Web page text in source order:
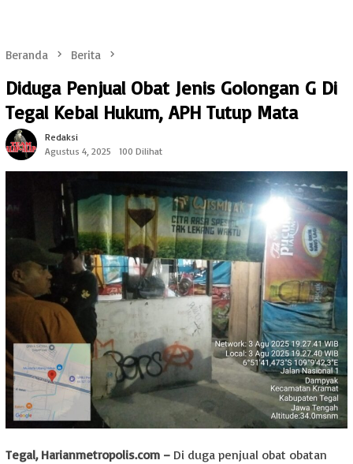
Beranda Berita
Diduga Penjual Obat Jenis Golongan G Di
Tegal Kebal Hukum, APH Tutup Mata
Redaksi
Agustus 4, 2025
100 Dilihat
Tegal, Harianmetropolis.com – Di duga penjual obat obatan